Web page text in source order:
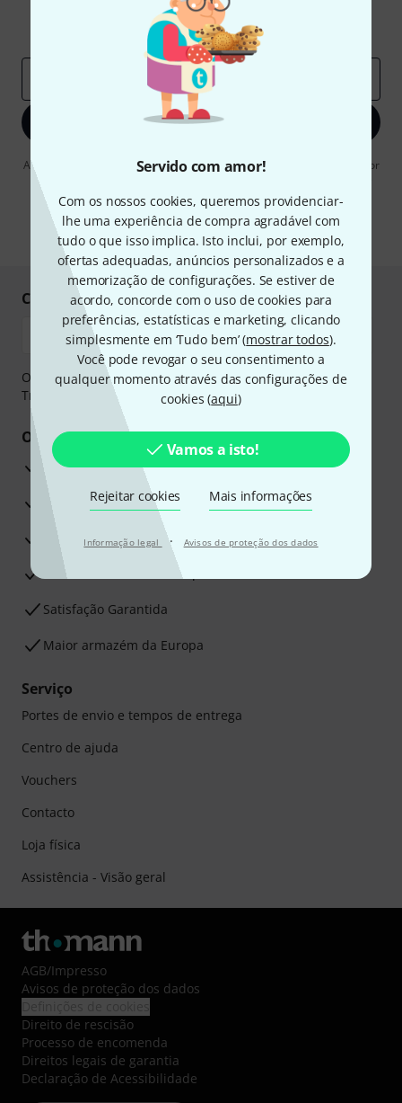
Servido com amor!
Com os nossos cookies, queremos providenciar-
lhe uma experiência de compra agradável com
tudo o que isso implica. Isto inclui, por exemplo,
ofertas adequadas, anúncios personalizados e a
memorização de configurações. Se estiver de
acordo, concorde com o uso de cookies para
preferências, estatísticas e marketing, clicando
simplesmente em ‘Tudo bem’ (mostrar todos).
Você pode revogar o seu consentimento a
qualquer momento através das configurações de
cookies (aqui)
Vamos a isto!
Rejeitar cookies Mais informações
Informação legal · Avisos de proteção dos dados
Contribuições inspiradoras
Insights da Thomann
Inscreva-se agora
Ao clicar em "Inscreva-se agora", concordo em receber publicidade por
e-mail. Posso cancelar a assinatura a qualquer momento. Você pode
encontrar mais informações sobre a newsletter na nossa
diretriz de
proteção de dados.
* Requeridos
Compre e pague em segurança
O pagamento pode ser feito de forma segura através de
Transferência bancária, PayPal ou Cartão de crédito.
Os seus benefícios
Garantia Thomann de 3 anos
30 dias de garantia de dinheiro de volta
Assistência de Reparação
Conselhos dos nossos especialistas
Satisfação Garantida
Maior armazém da Europa
Serviço
Portes de envio e tempos de entrega
Centro de ajuda
Vouchers
Contacto
Loja física
Assistência - Visão geral
AGB/Impresso
Avisos de proteção dos dados
Direito de rescisão
Processo de encomenda
Direitos legais de garantia
Declaração de Acessibilidade